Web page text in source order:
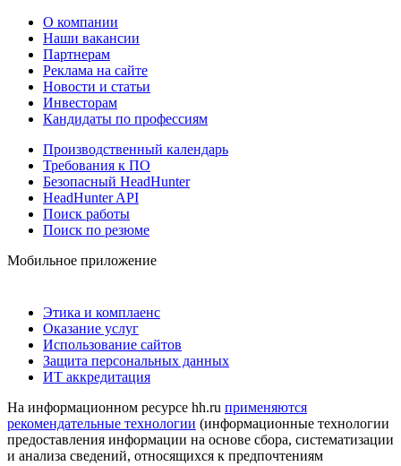
О компании
Наши вакансии
Партнерам
Реклама на сайте
Новости и статьи
Инвесторам
Кандидаты по профессиям
Производственный календарь
Требования к ПО
Безопасный HeadHunter
HeadHunter API
Поиск работы
Поиск по резюме
Мобильное приложение
Этика и комплаенс
Оказание услуг
Использование сайтов
Защита персональных данных
ИТ аккредитация
На информационном ресурсе hh.ru применяются
рекомендательные технологии (информационные технологии
предоставления информации на основе сбора, систематизации
и анализа сведений, относящихся к предпочтениям